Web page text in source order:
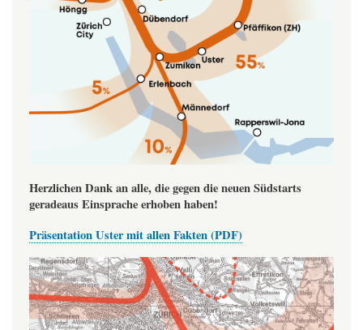
Herzlichen Dank an alle, die gegen die neuen Südstarts
geradeaus Einsprache erhoben haben!
Präsentation Uster mit allen Fakten (PDF)